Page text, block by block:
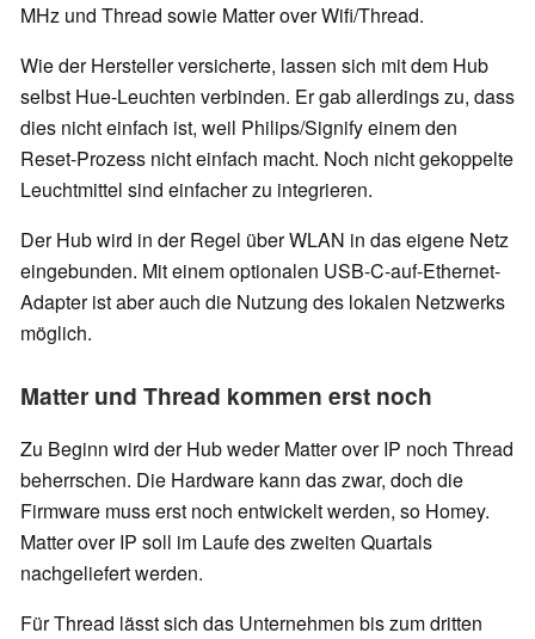
MHz und Thread sowie Matter over Wifi/Thread.
Wie der Hersteller versicherte, lassen sich mit dem Hub
selbst Hue-Leuchten verbinden. Er gab allerdings zu, dass
dies nicht einfach ist, weil Philips/Signify einem den
Reset-Prozess nicht einfach macht. Noch nicht gekoppelte
Leuchtmittel sind einfacher zu integrieren.
Der Hub wird in der Regel über WLAN in das eigene Netz
eingebunden. Mit einem optionalen USB-C-auf-Ethernet-
Adapter ist aber auch die Nutzung des lokalen Netzwerks
möglich.
Matter und Thread kommen erst noch
Zu Beginn wird der Hub weder Matter over IP noch Thread
beherrschen. Die Hardware kann das zwar, doch die
Firmware muss erst noch entwickelt werden, so Homey.
Matter over IP soll im Laufe des zweiten Quartals
nachgeliefert werden.
Für Thread lässt sich das Unternehmen bis zum dritten